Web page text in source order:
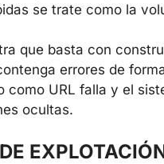
se trate como la
que basta con
errores de
como URL falla y el
ocultas.